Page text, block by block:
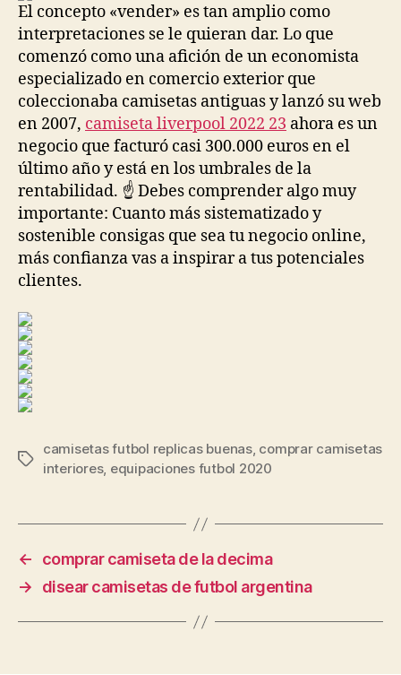
El concepto «vender» es tan amplio como
interpretaciones se le quieran dar. Lo que
comenzó como una afición de un economista
especializado en comercio exterior que
coleccionaba camisetas antiguas y lanzó su web
en 2007, camiseta liverpool 2022 23 ahora es un
negocio que facturó casi 300.000 euros en el
último año y está en los umbrales de la
rentabilidad. ☝️ Debes comprender algo muy
importante: Cuanto más sistematizado y
sostenible consigas que sea tu negocio online,
más confianza vas a inspirar a tus potenciales
clientes.
Etiquetas
camisetas futbol replicas buenas, comprar camisetas
interiores, equipaciones futbol 2020
←
comprar camiseta de la decima
→
disear camisetas de futbol argentina